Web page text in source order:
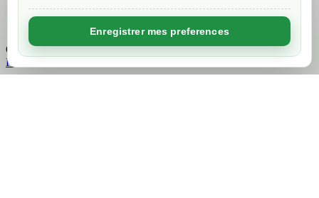
Enregistrer mes preferences
Created byNageoconcept
Chargement...
Retour en haut